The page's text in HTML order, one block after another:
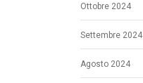
Ottobre 2024
Settembre 2024
Agosto 2024